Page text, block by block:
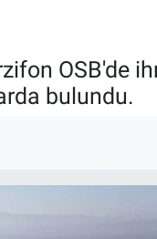
OSB'de
bulundu.